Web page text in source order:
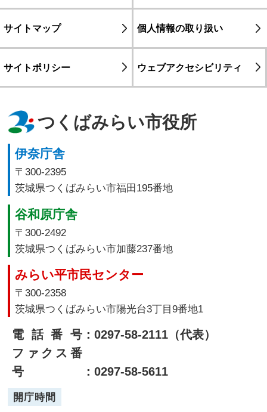
サイトマップ 個人情報の取り扱い
サイトポリシー ウェブアクセシビリティ
つくばみらい市役所
伊奈庁舎
〒300-2395
茨城県つくばみらい市福田195番地
谷和原庁舎
〒300-2492
茨城県つくばみらい市加藤237番地
みらい平市民センター
〒300-2358
茨城県つくばみらい市陽光台3丁目9番地1
電話番号：0297-58-2111（代表）
ファクス番
号
：0297-58-5611
開庁時間